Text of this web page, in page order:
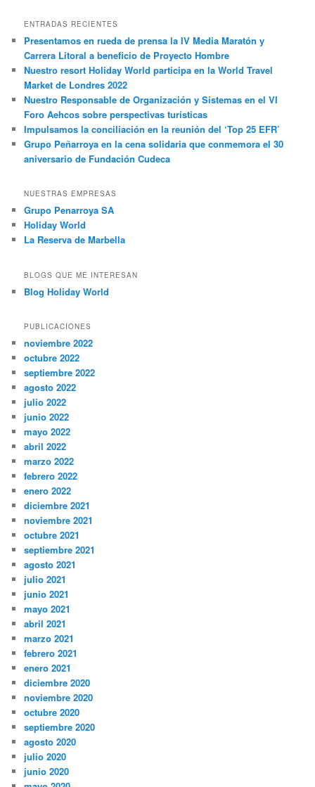
ENTRADAS RECIENTES
Presentamos en rueda de prensa la IV Media Maratón y
Carrera Litoral a beneficio de Proyecto Hombre
Nuestro resort Holiday World participa en la World Travel
Market de Londres 2022
Nuestro Responsable de Organización y Sistemas en el VI
Foro Aehcos sobre perspectivas turísticas
Impulsamos la conciliación en la reunión del ‘Top 25 EFR’
Grupo Peñarroya en la cena solidaria que conmemora el 30
aniversario de Fundación Cudeca
NUESTRAS EMPRESAS
Grupo Penarroya SA
Holiday World
La Reserva de Marbella
BLOGS QUE ME INTERESAN
Blog Holiday World
PUBLICACIONES
noviembre 2022
octubre 2022
septiembre 2022
agosto 2022
julio 2022
junio 2022
mayo 2022
abril 2022
marzo 2022
febrero 2022
enero 2022
diciembre 2021
noviembre 2021
octubre 2021
septiembre 2021
agosto 2021
julio 2021
junio 2021
mayo 2021
abril 2021
marzo 2021
febrero 2021
enero 2021
diciembre 2020
noviembre 2020
octubre 2020
septiembre 2020
agosto 2020
julio 2020
junio 2020